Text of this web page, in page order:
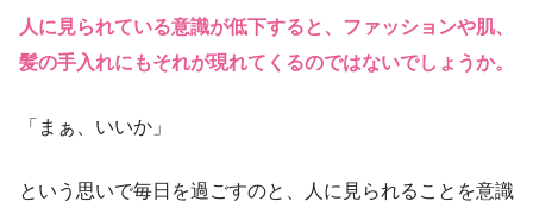
人に見られている意識が低下すると、ファッションや肌、
髪の手入れにもそれが現れてくるのではないでしょうか。
「まぁ、いいか」
という思いで毎日を過ごすのと、人に見られることを意識